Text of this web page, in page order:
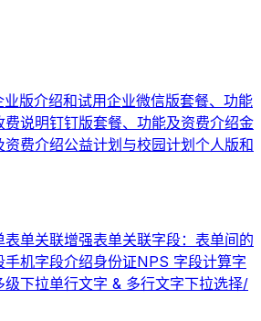
业版介绍和试用企业微信版套餐、功能
费说明钉钉版套餐、功能及资费介绍金
资费介绍公益计划与校园计划个人版和
表单关联增强表单关联字段：表单间的
手机字段介绍身份证NPS 字段计算字
级下拉单行文字 & 多行文字下拉选择/